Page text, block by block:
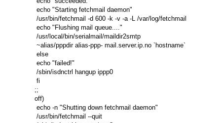
echo "Starting fetchmail daemon"
/usr/bin/fetchmail -d 600 -k -v -a -L /var/log/fetchmail
echo "Flushing mail queue...."
/usr/local/bin/serialmail/maildir2smtp
~alias/pppdir alias-ppp- mail.server.ip.no `hostname`
else
echo "failed!"
/sbin/isdnctrl hangup ippp0
fi
;;
off)
echo -n "Shutting down fetchmail daemon"
/usr/bin/fetchmail --quit